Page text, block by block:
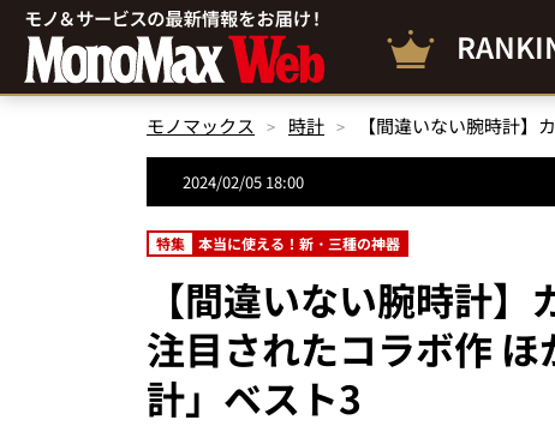
モノマックス 時計
2024/02/05 18:00
特集 本当に使える！新・三種の神器
【間違いない腕時計
注目されたコラボ作
計」ベスト3